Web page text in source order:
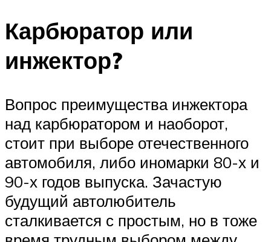
Карбюратор или
инжектор?
Вопрос преимущества инжектора
над карбюратором и наоборот,
стоит при выборе отечественного
автомобиля, либо иномарки 80-х и
90-х годов выпуска. Зачастую
будущий автолюбитель
сталкивается с простым, но в тоже